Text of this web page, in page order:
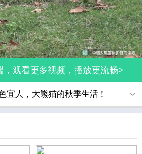
，观看更多视频，播放更流畅>
宜人，大熊猫的秋季生活！